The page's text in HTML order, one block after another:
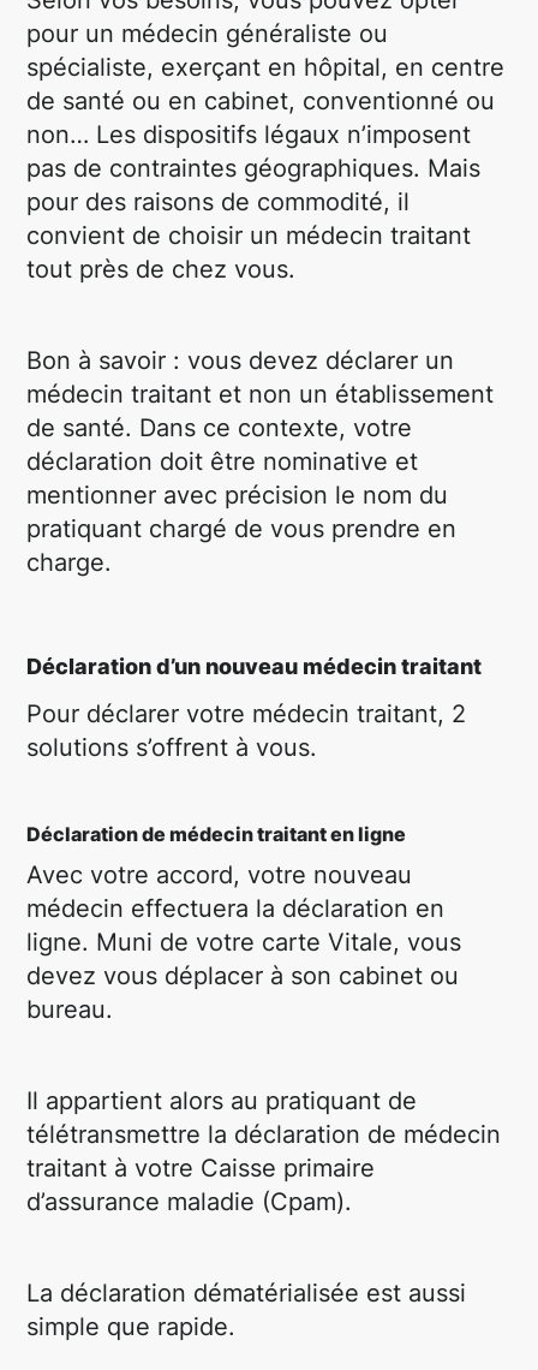
pour un médecin généraliste ou
spécialiste, exerçant en hôpital, en centre
de santé ou en cabinet, conventionné ou
non… Les dispositifs légaux n’imposent
pas de contraintes géographiques. Mais
pour des raisons de commodité, il
convient de choisir un médecin traitant
tout près de chez vous.
Bon à savoir : vous devez déclarer un
médecin traitant et non un établissement
de santé. Dans ce contexte, votre
déclaration doit être nominative et
mentionner avec précision le nom du
pratiquant chargé de vous prendre en
charge.
Déclaration d’un nouveau médecin traitant
Pour déclarer votre médecin traitant, 2
solutions s’offrent à vous.
Déclaration de médecin traitant en ligne
Avec votre accord, votre nouveau
médecin effectuera la déclaration en
ligne. Muni de votre carte Vitale, vous
devez vous déplacer à son cabinet ou
bureau.
Il appartient alors au pratiquant de
télétransmettre la déclaration de médecin
traitant à votre Caisse primaire
d’assurance maladie (Cpam).
La déclaration dématérialisée est aussi
simple que rapide.